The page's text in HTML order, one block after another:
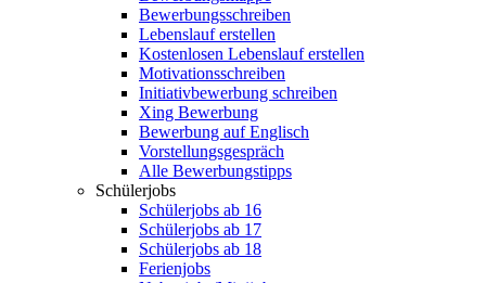
Bewerbungsschreiben
Lebenslauf erstellen
Kostenlosen Lebenslauf erstellen
Motivationsschreiben
Initiativbewerbung schreiben
Xing Bewerbung
Bewerbung auf Englisch
Vorstellungsgespräch
Alle Bewerbungstipps
Schülerjobs
Schülerjobs ab 16
Schülerjobs ab 17
Schülerjobs ab 18
Ferienjobs